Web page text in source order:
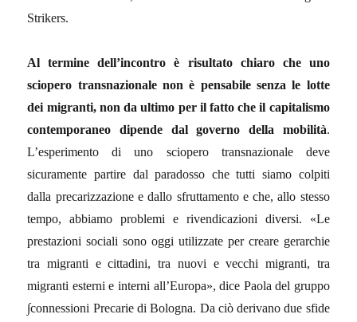
Strikers.
Al termine dell’incontro è risultato chiaro che uno
sciopero transnazionale non è pensabile senza le lotte
dei migranti, non da ultimo per il fatto che il capitalismo
contemporaneo dipende dal governo della mobilità.
L’esperimento di uno sciopero transnazionale deve
sicuramente partire dal paradosso che tutti siamo colpiti
dalla precarizzazione e dallo sfruttamento e che, allo stesso
tempo, abbiamo problemi e rivendicazioni diversi. «Le
prestazioni sociali sono oggi utilizzate per creare gerarchie
tra migranti e cittadini, tra nuovi e vecchi migranti, tra
migranti esterni e interni all’Europa», dice Paola del gruppo
∫connessioni Precarie di Bologna. Da ciò derivano due sfide